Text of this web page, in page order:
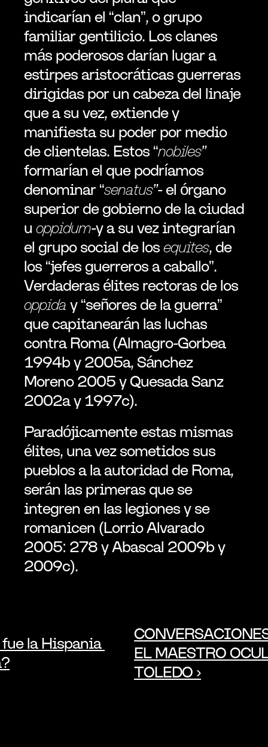
indicarían el “clan”, o grupo
familiar gentilicio. Los clanes
más poderosos darían lugar a
estirpes aristocráticas guerreras
dirigidas por un cabeza del linaje
que a su vez, extiende y
manifiesta su poder por medio
de clientelas. Estos “nobiles”
formarían el que podríamos
denominar “senatus”- el órgano
superior de gobierno de la ciudad
u oppidum-y a su vez integrarían
el grupo social de los equites, de
los “jefes guerreros a caballo”.
oppida y “señores de la guerra”
que capitanearán las luchas
contra Roma (Almagro-Gorbea
1994b y 2005a, Sánchez
Moreno 2005 y Quesada Sanz
2002a y 1997c).
Paradójicamente estas mismas
élites, una vez sometidos sus
pueblos a la autoridad de Roma,
serán las primeras que se
integren en las legiones y se
romanicen (Lorrio Alvarado
2005: 278 y Abascal 2009b y
2009c).
fue la Hispania
EL MAESTRO
TOLEDO ›